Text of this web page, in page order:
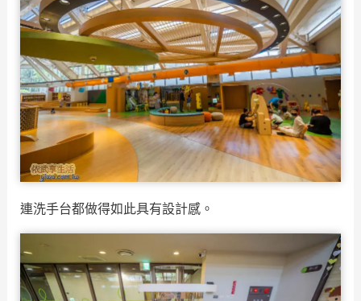
連洗手台都做得如此具有設計感。